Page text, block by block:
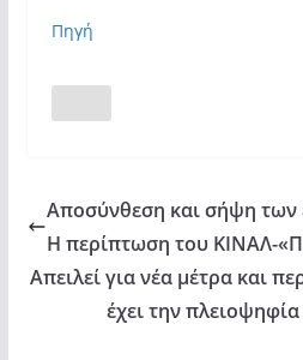
Πηγή
Αποσύνθεση και σήψη των
Η περίπτωση του ΚΙΝΑΛ-
Απειλεί για νέα μέτρα και
έχει την